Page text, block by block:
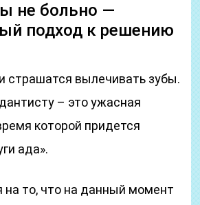
не больно —
подход к решению
страшатся вылечивать зубы.
– это ужасная
которой придется
ада».
на то, что на данный момент